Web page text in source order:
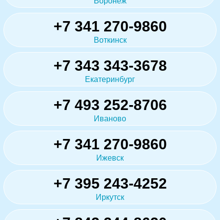
+7 341 270-9860
Воткинск
+7 343 343-3678
Екатеринбург
+7 493 252-8706
Иваново
+7 341 270-9860
Ижевск
+7 395 243-4252
Иркутск